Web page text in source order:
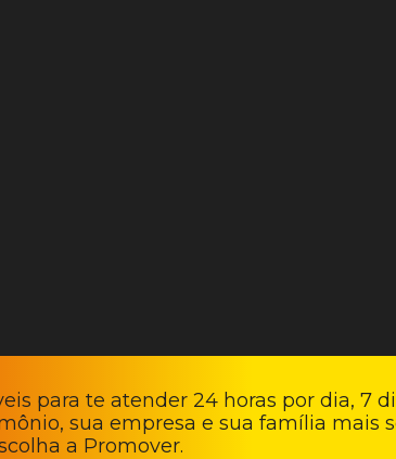
para te atender 24 horas por dia, 7
sua empresa e sua família mais
a Promover.